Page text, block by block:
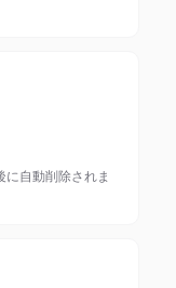
自動削除されま